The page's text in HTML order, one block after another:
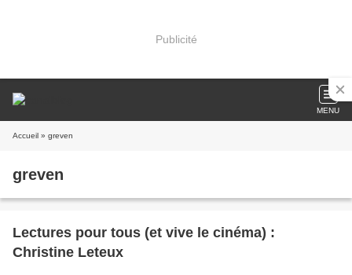
Publicité
MENU
Accueil » greven
greven
Lectures pour tous (et vive le cinéma) :
Christine Leteux